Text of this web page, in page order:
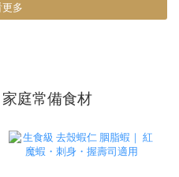
多
庭常備食材